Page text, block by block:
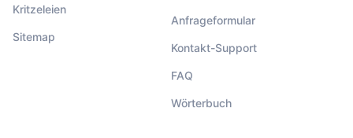
Kritzeleien
Sitemap
Anfrageformular
Kontakt-Support
FAQ
Wörterbuch